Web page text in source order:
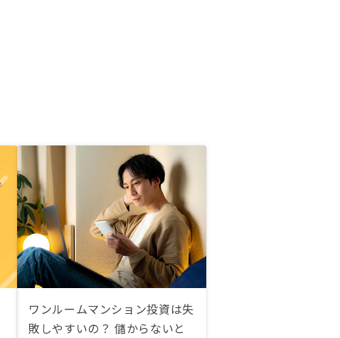
ワンルームマンション投資は失
敗しやすいの？ 儲からないと